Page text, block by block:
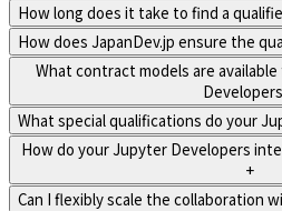
How long does it take to find a
How does JapanDev.jp ensure the
What contract models are
What special qualifications do your
How do your Jupyter Developers
+
Can I flexibly scale the collaboration